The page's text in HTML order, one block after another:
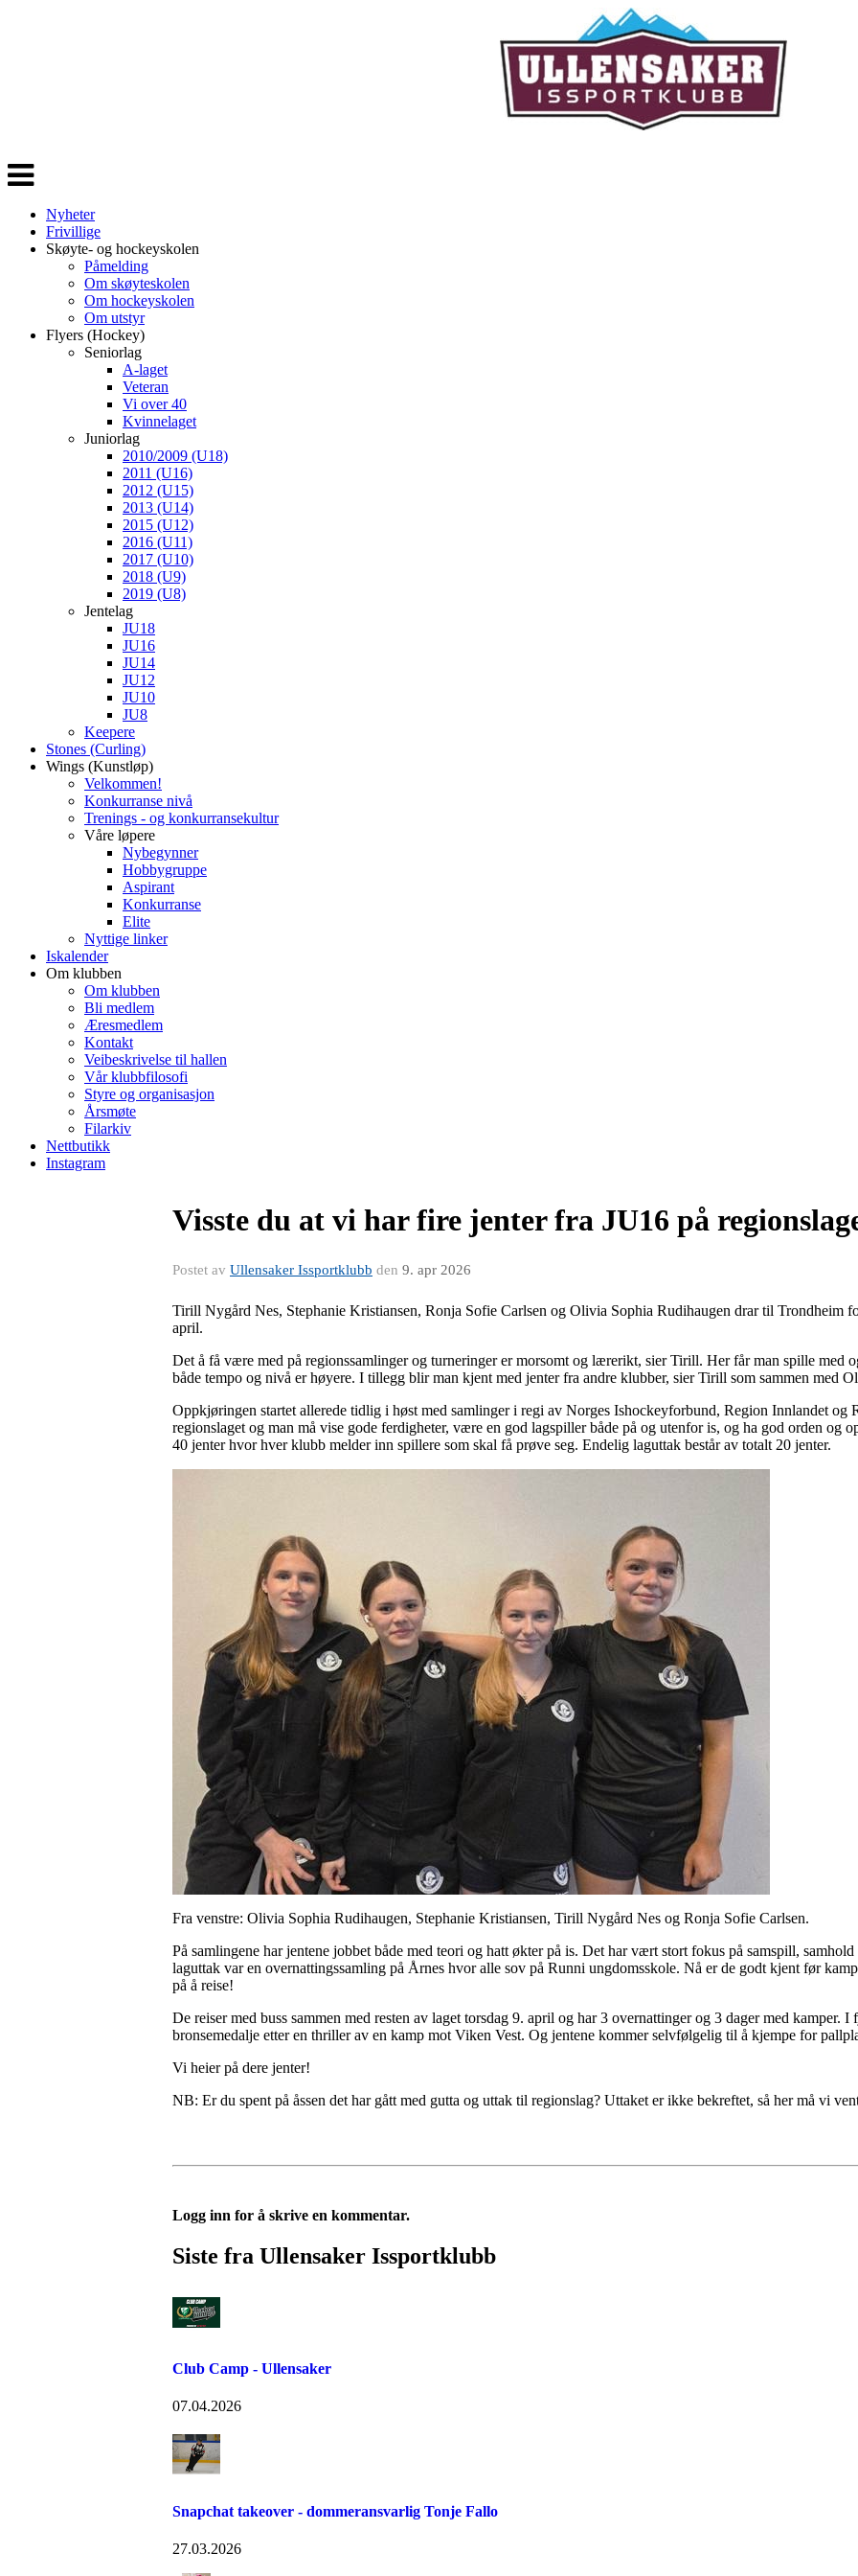
Veksle
navigasjon
Nyheter
Frivillige
Skøyte- og hockeyskolen
Påmelding
Om skøyteskolen
Om hockeyskolen
Om utstyr
Flyers (Hockey)
Seniorlag
A-laget
Veteran
Vi over 40
Kvinnelaget
Juniorlag
2010/2009 (U18)
2011 (U16)
2012 (U15)
2013 (U14)
2015 (U12)
2016 (U11)
2017 (U10)
2018 (U9)
2019 (U8)
Jentelag
JU18
JU16
JU14
JU12
JU10
JU8
Keepere
Stones (Curling)
Wings (Kunstløp)
Velkommen!
Konkurranse nivå
Trenings - og konkurransekultur
Våre løpere
Nybegynner
Hobbygruppe
Aspirant
Konkurranse
Elite
Nyttige linker
Iskalender
Om klubben
Om klubben
Bli medlem
Æresmedlem
Kontakt
Veibeskrivelse til hallen
Vår klubbfilosofi
Styre og organisasjon
Årsmøte
Filarkiv
Nettbutikk
Instagram
Visste du at vi har fire jenter fra JU16 på
Postet av Ullensaker Issportklubb den 9. apr 2026
Tirill Nygård Nes, Stephanie Kristiansen, Ronja Sofie Carlsen og Olivia Sophia Rudihaugen drar til Trondheim
april.
Det å få være med på regionssamlinger og turneringer er morsomt og lærerikt, sier Tirill. Her får man spille med
både tempo og nivå er høyere. I tillegg blir man kjent med jenter fra andre klubber, sier Tirill som sammen med
Oppkjøringen startet allerede tidlig i høst med samlinger i regi av Norges Ishockeyforbund, Region Innlandet og
regionslaget og man må vise gode ferdigheter, være en god lagspiller både på og utenfor is, og ha god orden og
40 jenter hvor hver klubb melder inn spillere som skal få prøve seg. Endelig laguttak består av totalt 20 jenter.
Fra venstre: Olivia Sophia Rudihaugen, Stephanie Kristiansen, Tirill Nygård Nes og Ronja Sofie Carlsen.
På samlingene har jentene jobbet både med teori og hatt økter på is. Det har vært stort fokus på samspill,
laguttak var en overnattingssamling på Årnes hvor alle sov på Runni ungdomsskole. Nå er de godt kjent før
på å reise!
De reiser med buss sammen med resten av laget torsdag 9. april og har 3 overnattinger og 3 dager med kamper.
bronsemedalje etter en thriller av en kamp mot Viken Vest. Og jentene kommer selvfølgelig til å kjempe for
Vi heier på dere jenter!
NB: Er du spent på åssen det har gått med gutta og uttak til regionslag? Uttaket er ikke bekreftet, så her må vi
Logg inn for å skrive en kommentar.
Siste fra Ullensaker Issportklubb
Club Camp - Ullensaker
07.04.2026
Snapchat takeover - dommeransvarlig Tonje Fallo
27.03.2026